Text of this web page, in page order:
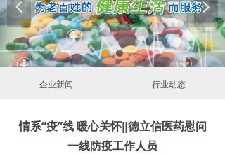
넳 넲
公司荣誉
文化理念
员工风采
行业动态
企业新闻 行业动态
情系“疫”线 暖心关怀‖德立信医药慰问
一线防疫工作人员